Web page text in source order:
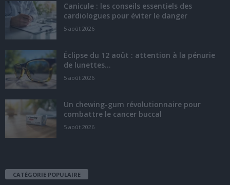
Canicule : les conseils essentiels des
cardiologues pour éviter le danger
5 août 2026
Éclipse du 12 août : attention à la pénurie
de lunettes...
5 août 2026
Un chewing-gum révolutionnaire pour
combattre le cancer buccal
5 août 2026
CATÉGORIE POPULAIRE